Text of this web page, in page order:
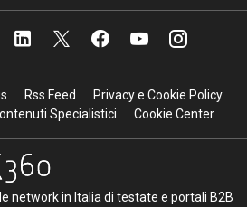
Rss Feed
Privacy e Cookie Policy
Specialistici
Cookie Center
network in Italia di testate e portali B2B